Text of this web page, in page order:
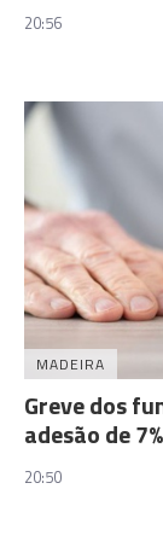
20:56
MADEIRA
Greve dos
adesão de
20:50